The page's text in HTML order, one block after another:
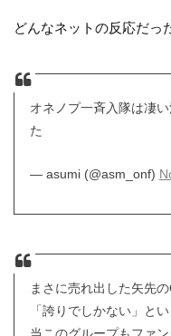
どんなネットの反応だっ
オネノプ一斉入隊は凄
た
— asumi (@asm_onf)
まさに売れ出した矢先
「誇りでしかない」と